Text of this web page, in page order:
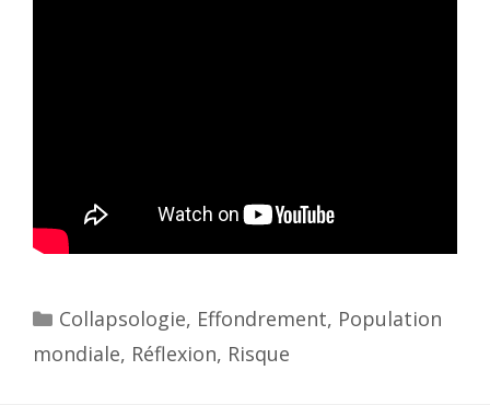
Catégories
Collapsologie, Effondrement, Population
mondiale, Réflexion, Risque